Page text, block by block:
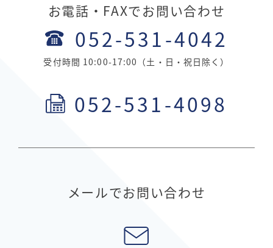
お電話・FAXでお問い合わせ
052-531-4042
受付時間 10:00-17:00（土・日・祝日除く）
052-531-4098
メールでお問い合わせ